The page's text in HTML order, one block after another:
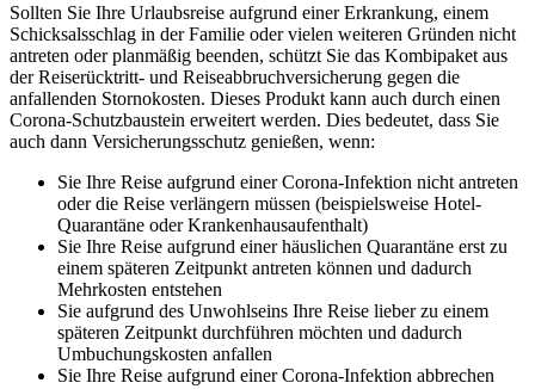
Sollten Sie Ihre Urlaubsreise aufgrund einer Erkrankung, einem
Schicksalsschlag in der Familie oder vielen weiteren Gründen nicht
antreten oder planmäßig beenden, schützt Sie das Kombipaket aus
der Reiserücktritt- und Reiseabbruchversicherung gegen die
anfallenden Stornokosten. Dieses Produkt kann auch durch einen
Corona-Schutzbaustein erweitert werden. Dies bedeutet, dass Sie
auch dann Versicherungsschutz genießen, wenn:
Sie Ihre Reise aufgrund einer Corona-Infektion nicht antreten
oder die Reise verlängern müssen (beispielsweise Hotel-
Quarantäne oder Krankenhausaufenthalt)
Sie Ihre Reise aufgrund einer häuslichen Quarantäne erst zu
einem späteren Zeitpunkt antreten können und dadurch
Mehrkosten entstehen
Sie aufgrund des Unwohlseins Ihre Reise lieber zu einem
späteren Zeitpunkt durchführen möchten und dadurch
Umbuchungskosten anfallen
Sie Ihre Reise aufgrund einer Corona-Infektion abbrechen